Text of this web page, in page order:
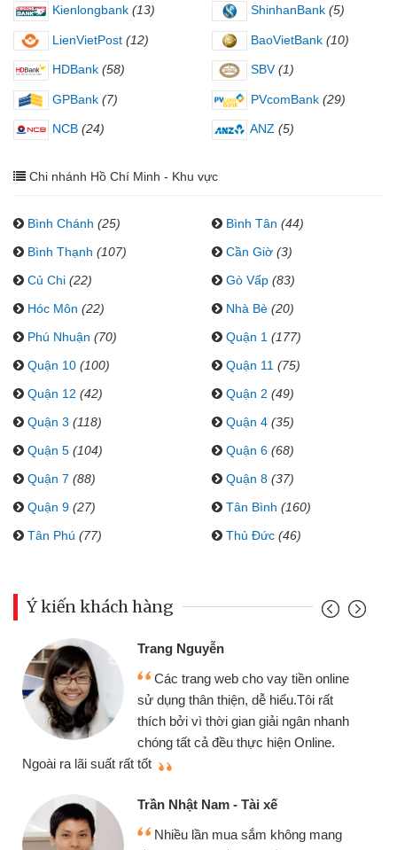
Kienlongbank (13) ShinhanBank (5)
LienVietPost (12) BaoVietBank (10)
HDBank (58) SBV (1)
GPBank (7) PVcomBank (29)
NCB (24) ANZ (5)
Chi nhánh Hồ Chí Minh - Khu vực
Bình Chánh (25) Bình Tân (44)
Bình Thạnh (107) Cần Giờ (3)
Củ Chi (22) Gò Vấp (83)
Hóc Môn (22) Nhà Bè (20)
Phú Nhuận (70) Quận 1 (177)
Quận 10 (100) Quận 11 (75)
Quận 12 (42) Quận 2 (49)
Quận 3 (118) Quận 4 (35)
Quận 5 (104) Quận 6 (68)
Quận 7 (88) Quận 8 (37)
Quận 9 (27) Tân Bình (160)
Tân Phú (77) Thủ Đức (46)
Ý kiến khách hàng
web cho vay tiền online
thiện, dễ hiểu.Tôi rất
gian giải ngân nhanh
thực hiện Online.
- Tài xế
mua sắm không mang
chiếc xe wave
cần gặp mặt nên
nhiều lúc cần